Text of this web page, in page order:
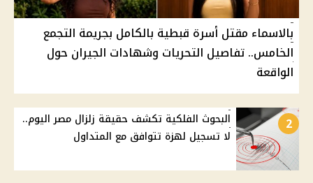
بالاسماء مقتل أسرة قبطية بالكامل بجريمة التجمع
الخامس.. تفاصيل التحريات وشهادات الجيران حول
الواقعة
2
البحوث الفلكية تكشف حقيقة زلزال مصر اليوم..
لا تسجيل لهزة تتوافق مع المتداول